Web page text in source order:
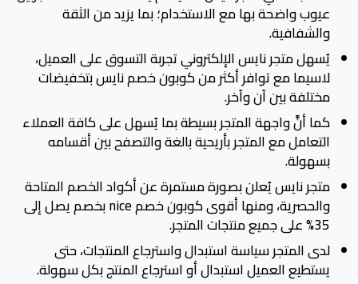
عيوب واضحة بها مع الاستخدام؛ بما يزيد من الثقة
والشفافية.
يُسهل متجر نايس الإلكتروني تجربة التسوق على العميل،
لاسيما مع توافر أكثر من كوبون خصم نايس بتخفيضات
مختلفة بين آن وآخر.
كما أنَّ واجهة المتجر بسيطة بما يُسهل على كافة العملاء
التعامل مع المتجر بأريحية بالغة والتصفح بين أقسامه
بسهولة.
متجر نايس يُعلن بصورة مستمرة عن أكواد الخصم المتاحة
والحصرية، ومنها أقوى كوبون خصم nice بخصم يصل إلى
35% على جميع منتجات المتجر.
لدى المتجر سياسة استبدال واسترجاع المنتجات، حتى
يستطيع العميل استبدال أو استرجاع المنتج بكل سهولة.